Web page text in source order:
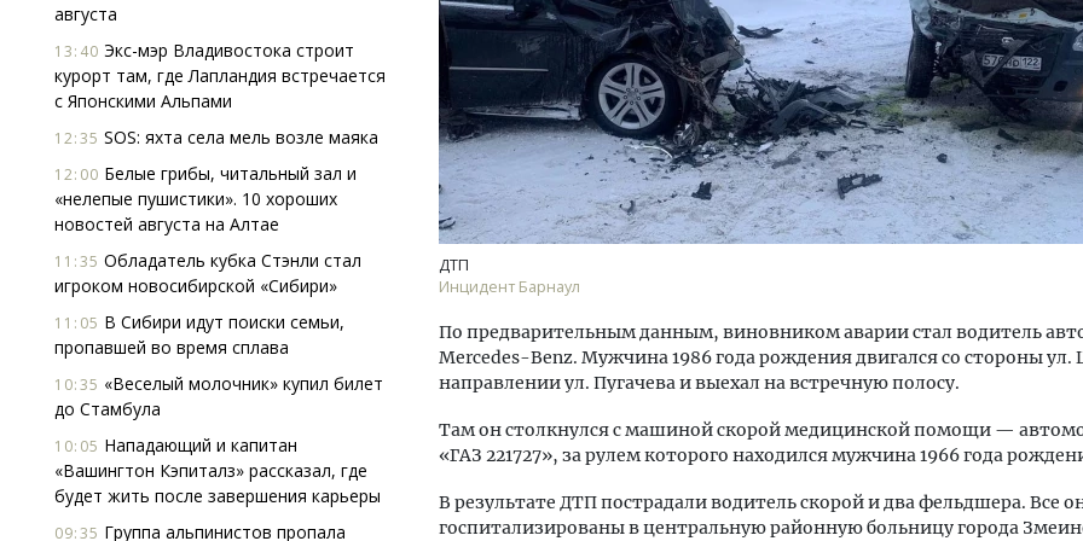
августа
13:40 Экс-мэр Владивостока строит
курорт там, где Лапландия встречается
с Японскими Альпами
12:35 SOS: яхта села мель возле маяка
12:00 Белые грибы, читальный зал и
«нелепые пушистики». 10 хороших
новостей августа на Алтае
11:35 Обладатель кубка Стэнли стал
игроком новосибирской «Сибири»
11:05 В Сибири идут поиски семьи,
пропавшей во время сплава
10:35 «Веселый молочник» купил билет
до Стамбула
10:05 Нападающий и капитан
«Вашингтон Кэпиталз» рассказал, где
будет жить после завершения карьеры
09:35 Группа альпинистов пропала
ДТП
Инцидент Барнаул
По предварительным данным, виновником аварии стал водитель
Mercedes-Benz. Мужчина 1986 года рождения двигался со стороны
направлении ул. Пугачева и выехал на встречную полосу.
Там он столкнулся с машиной скорой медицинской помощи —
«ГАЗ 221727», за рулем которого находился мужчина 1966 года
В результате ДТП пострадали водитель скорой и два фельдшера. Все
госпитализированы в центральную районную больницу города
Двухуровневые номера и вид на горы.
Каким будет новый бутик-отель
Ищем новые берега.
«Жилищной
СТРОИТЕЛЬСТВО